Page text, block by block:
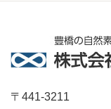
〒441-3211